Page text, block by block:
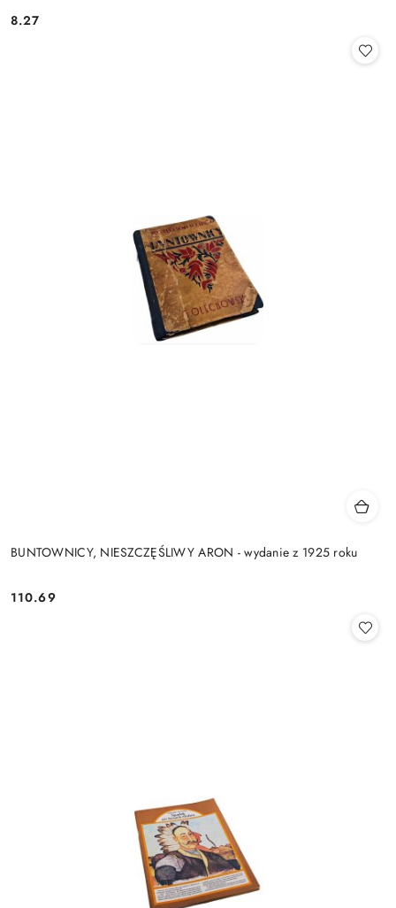
Cena:
8.27
BUNTOWNICY, NIESZCZĘŚLIWY ARON - wydanie z 1925 roku
Cena:
110.69